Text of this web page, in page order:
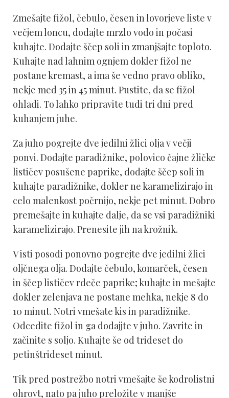
Zmešajte fižol, čebulo, česen in lovorjeve liste v
večjem loncu, dodajte mrzlo vodo in počasi
kuhajte. Dodajte ščep soli in zmanjšajte toploto.
Kuhajte nad lahnim ognjem dokler fižol ne
postane kremast, a ima še vedno pravo obliko,
nekje med 35 in 45 minut. Pustite, da se fižol
ohladi. To lahko pripravite tudi tri dni pred
kuhanjem juhe.
Za juho pogrejte dve jedilni žlici olja v večji
ponvi. Dodajte paradižnike, polovico čajne žličke
lističev posušene paprike, dodajte ščep soli in
kuhajte paradižnike, dokler ne karamelizirajo in
celo malenkost počrnijo, nekje pet minut. Dobro
premešajte in kuhajte dalje, da se vsi paradižniki
karamelizirajo. Prenesite jih na krožnik.
V isti posodi ponovno pogrejte dve jedilni žlici
oljčnega olja. Dodajte čebulo, komarček, česen
in ščep lističev rdeče paprike; kuhajte in mešajte
dokler zelenjava ne postane mehka, nekje 8 do
10 minut. Notri vmešate kis in paradižnike.
Odcedite fižol in ga dodajjte v juho. Zavrite in
začinite s soljo. Kuhajte še od trideset do
petinštrideset minut.
Tik pred postrežbo notri vmešajte še kodrolistni
ohrovt, nato pa juho preložite v manjše